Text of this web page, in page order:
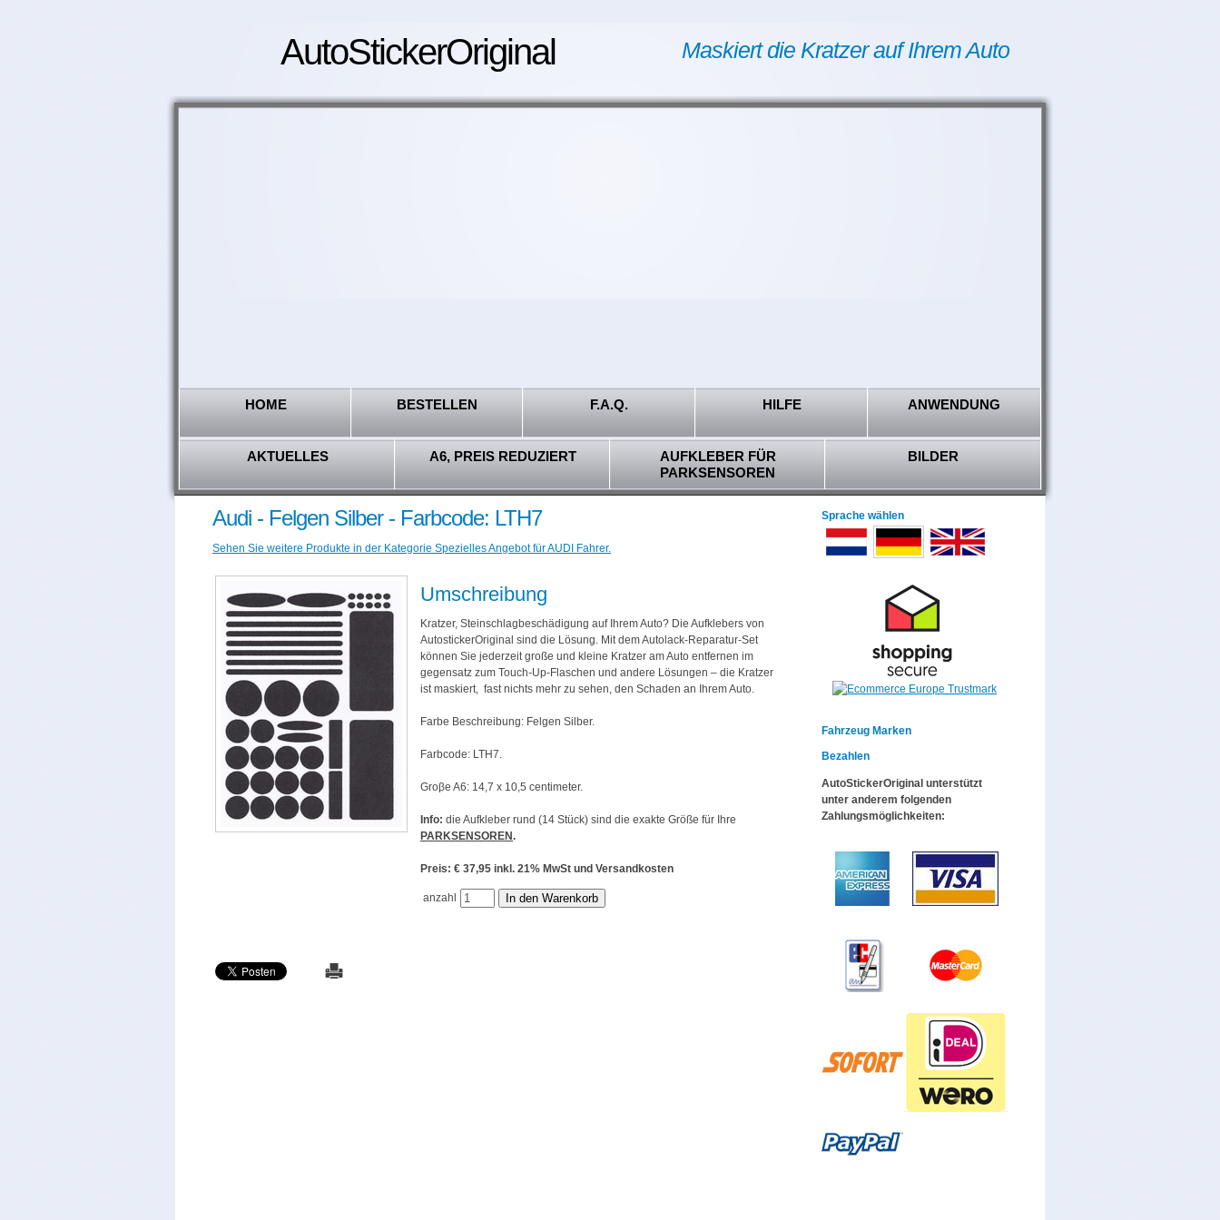
AutoStickerOriginal Maskiert die Kratzer auf Ihrem Auto
HOME BESTELLEN F.A.Q. HILFE ANWENDUNG
AKTUELLES A6, PREIS REDUZIERT
AUFKLEBER FÜR
PARKSENSOREN
BILDER
Audi - Felgen Silber - Farbcode: LTH7
Sehen Sie weitere Produkte in der Kategorie Spezielles Angebot für AUDI Fahrer.
Umschreibung
Kratzer, Steinschlagbeschädigung auf Ihrem Auto? Die Aufklebers von
AutostickerOriginal sind die Lösung. Mit dem Autolack-Reparatur-Set
können Sie jederzeit große und kleine Kratzer am Auto entfernen im
gegensatz zum Touch-Up-Flaschen und andere Lösungen – die Kratzer
ist maskiert, fast nichts mehr zu sehen, den Schaden an Ihrem Auto.
Farbe Beschreibung: Felgen Silber.
Farbcode: LTH7.
Groβe A6: 14,7 x 10,5 centimeter.
Info: die Aufkleber rund (14 Stück) sind die exakte Größe für Ihre
PARKSENSOREN.
Preis: € 37,95 inkl. 21% MwSt und Versandkosten
anzahl
Sprache wählen
Fahrzeug Marken
Bezahlen
AutoStickerOriginal unterstützt
unter anderem folgenden
Zahlungsmöglichkeiten: